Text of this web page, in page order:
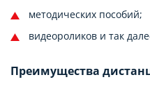
методических пособий;
видеороликов и так
Преимущества